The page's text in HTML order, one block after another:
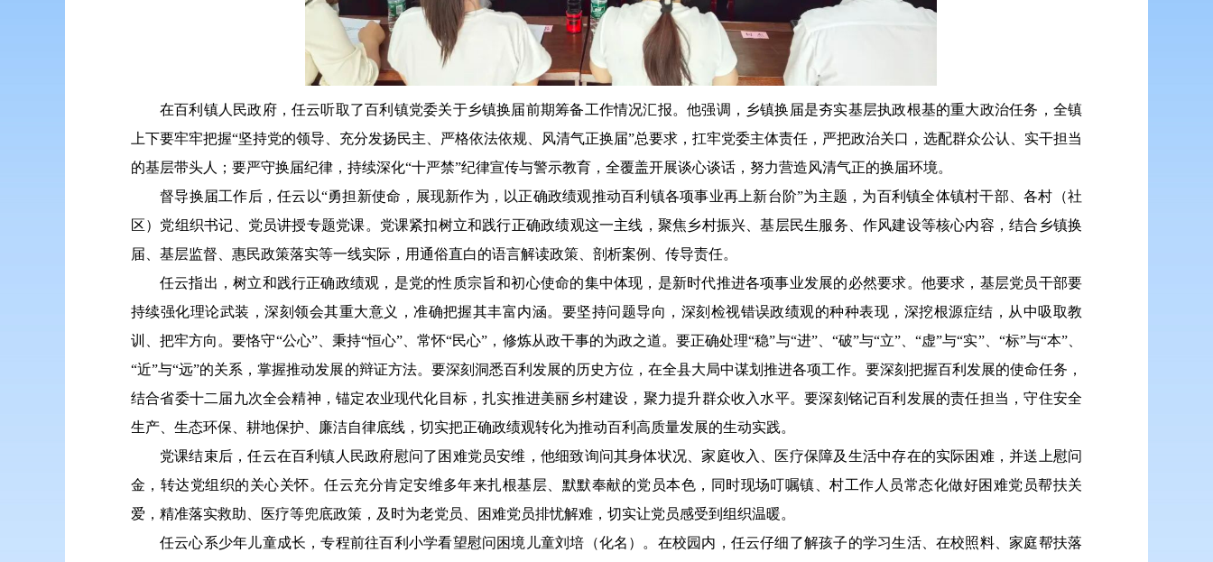
在百利镇人民政府，任云听取了百利镇党委关于乡镇换届前期筹备工作情况汇报。他强调，乡镇换届是夯实基层执政根基的重大政治任务，全镇
上下要牢牢把握“坚持党的领导、充分发扬民主、严格依法依规、风清气正换届”总要求，扛牢党委主体责任，严把政治关口，选配群众公认、实干担当
的基层带头人；要严守换届纪律，持续深化“十严禁”纪律宣传与警示教育，全覆盖开展谈心谈话，努力营造风清气正的换届环境。
督导换届工作后，任云以“勇担新使命，展现新作为，以正确政绩观推动百利镇各项事业再上新台阶”为主题，为百利镇全体镇村干部、各村（社
区）党组织书记、党员讲授专题党课。党课紧扣树立和践行正确政绩观这一主线，聚焦乡村振兴、基层民生服务、作风建设等核心内容，结合乡镇换
届、基层监督、惠民政策落实等一线实际，用通俗直白的语言解读政策、剖析案例、传导责任。
任云指出，树立和践行正确政绩观，是党的性质宗旨和初心使命的集中体现，是新时代推进各项事业发展的必然要求。他要求，基层党员干部要
持续强化理论武装，深刻领会其重大意义，准确把握其丰富内涵。要坚持问题导向，深刻检视错误政绩观的种种表现，深挖根源症结，从中吸取教
训、把牢方向。要恪守“公心”、秉持“恒心”、常怀“民心”，修炼从政干事的为政之道。要正确处理“稳”与“进”、“破”与“立”、“虚”与“实”、“标”与“本”、
“近”与“远”的关系，掌握推动发展的辩证方法。要深刻洞悉百利发展的历史方位，在全县大局中谋划推进各项工作。要深刻把握百利发展的使命任务，
结合省委十二届九次全会精神，锚定农业现代化目标，扎实推进美丽乡村建设，聚力提升群众收入水平。要深刻铭记百利发展的责任担当，守住安全
生产、生态环保、耕地保护、廉洁自律底线，切实把正确政绩观转化为推动百利高质量发展的生动实践。
党课结束后，任云在百利镇人民政府慰问了困难党员安维，他细致询问其身体状况、家庭收入、医疗保障及生活中存在的实际困难，并送上慰问
金，转达党组织的关心关怀。任云充分肯定安维多年来扎根基层、默默奉献的党员本色，同时现场叮嘱镇、村工作人员常态化做好困难党员帮扶关
爱，精准落实救助、医疗等兜底政策，及时为老党员、困难党员排忧解难，切实让党员感受到组织温暖。
任云心系少年儿童成长，专程前往百利小学看望慰问困境儿童刘培（化名）。在校园内，任云仔细了解孩子的学习生活、在校照料、家庭帮扶落